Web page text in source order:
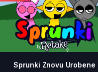
Sprunki Znovu Urobene